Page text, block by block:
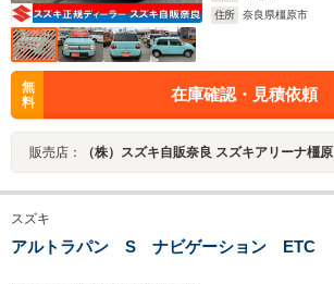
住所
奈良県橿原市
無
料
在庫確認・見積依頼
販売店： （株）スズキ自販奈良 スズキアリーナ橿原
スズキ
アルトラパン S ナビゲーション ETC